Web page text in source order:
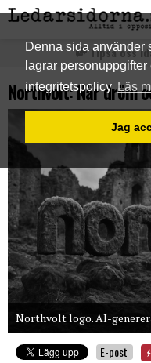
Denna sida använder
lagrar
integritetspolicy Läs
Jag
Tipsa oss
Northvolt: När dröm
Northvolt logo. AI-
E-post